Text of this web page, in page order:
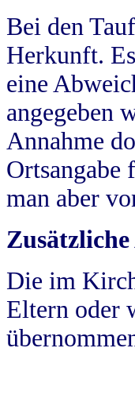
Bei den
Herkunft.
eine
angegeben
Annahme
Ortsangabe
man aber
Die im
Eltern oder